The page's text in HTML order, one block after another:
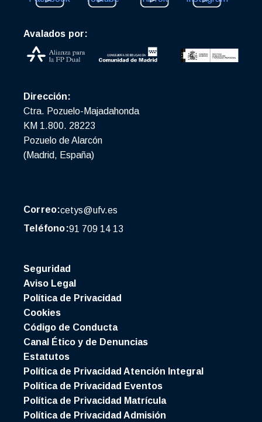
Avalados por:
Dirección:
Ctra. Pozuelo-Majadahonda
KM 1.800. 28223
Pozuelo de Alarcón
(Madrid, España)
Correo:cetys@ufv.es
Teléfono:91 709 14 13
Seguridad
Aviso Legal
Política de Privacidad
Cookies
Código de Conducta
Canal Ético y de Denuncias
Estatutos
Política de Privacidad Atención Integral
Política de Privacidad Eventos
Política de Privacidad Matrícula
Política de Privacidad Admisión